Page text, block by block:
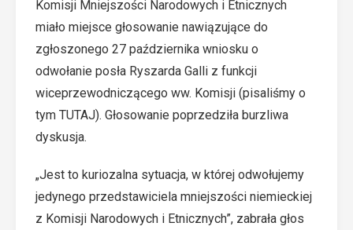
Komisji Mniejszości Narodowych i Etnicznych
miało miejsce głosowanie nawiązujące do
zgłoszonego 27 października wniosku o
odwołanie posła Ryszarda Galli z funkcji
wiceprzewodniczącego ww. Komisji (pisaliśmy o
tym TUTAJ). Głosowanie poprzedziła burzliwa
dyskusja.
„Jest to kuriozalna sytuacja, w której odwołujemy
jedynego przedstawiciela mniejszości niemieckiej
z Komisji Narodowych i Etnicznych”, zabrała głos